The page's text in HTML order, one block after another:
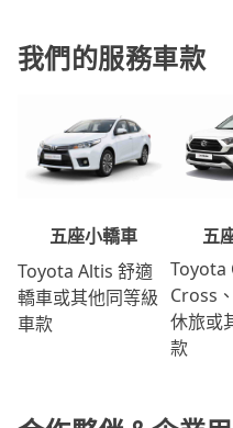
我們的服務車款
五座小轎車
Toyota Altis 舒適
轎車或其他同等級
車款
五
Toyota
Cross
休旅或
款